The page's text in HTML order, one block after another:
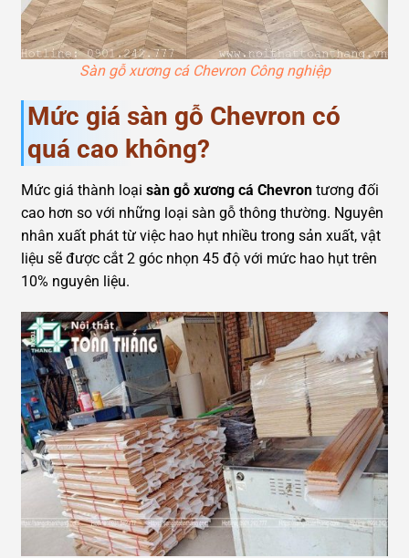
Sàn gỗ xương cá Chevron Công nghiệp
Mức giá sàn gỗ Chevron có
quá cao không?
Mức giá thành loại sàn gỗ xương cá Chevron tương đối
cao hơn so với những loại sàn gỗ thông thường. Nguyên
nhân xuất phát từ việc hao hụt nhiều trong sản xuất, vật
liệu sẽ được cắt 2 góc nhọn 45 độ với mức hao hụt trên
10% nguyên liệu.